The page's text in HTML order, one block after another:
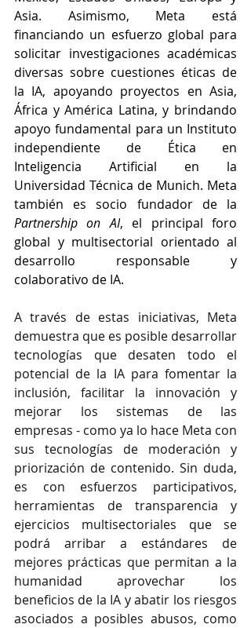
Asia. Asimismo, Meta está
financiando un esfuerzo global para
solicitar
diversas sobre cuestiones éticas de
la IA, apoyando proyectos en Asia,
África y América Latina, y brindando
apoyo fundamental para un Instituto
independiente de Ética en
Inteligencia Artificial en la
Universidad Técnica de Munich. Meta
Partnership on AI, el principal foro
global y multisectorial orientado al
desarrollo responsable y
colaborativo de IA.
A través de estas iniciativas, Meta
demuestra que es posible desarrollar
tecnologías que desaten todo el
potencial de la IA para fomentar la
inclusión, facilitar la innovación y
mejorar los sistemas de las
empresas - como ya lo hace Meta con
sus tecnologías de moderación y
priorización de contenido. Sin duda,
es con esfuerzos participativos,
herramientas de transparencia y
ejercicios multisectoriales que se
podrá arribar a estándares de
mejores prácticas que permitan a la
humanidad aprovechar los
beneficios de la IA y abatir los riesgos
asociados a posibles abusos, como